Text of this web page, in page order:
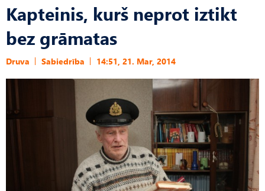
Kapteinis, kurš neprot iztikt
bez grāmatas
Druva Sabiedrība 14:51, 21. Mar, 2014